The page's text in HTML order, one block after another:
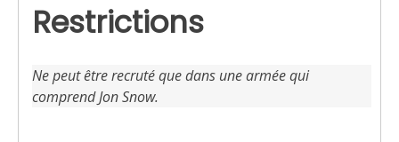
Restrictions
Ne peut être recruté que dans une armée qui
comprendJon Snow.